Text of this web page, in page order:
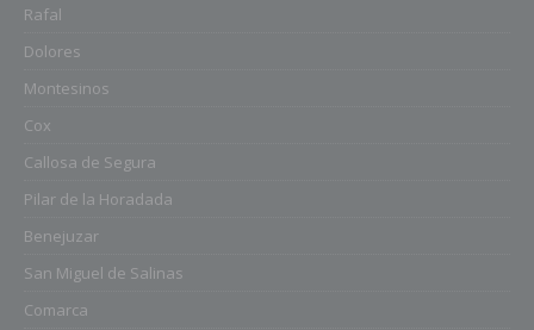
Rafal
Dolores
Montesinos
Cox
Callosa de Segura
Pilar de la Horadada
Benejuzar
San Miguel de Salinas
Comarca